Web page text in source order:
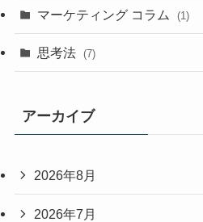
マーケティング コラム (1)
思考法 (7)
アーカイブ
2026年8月
2026年7月